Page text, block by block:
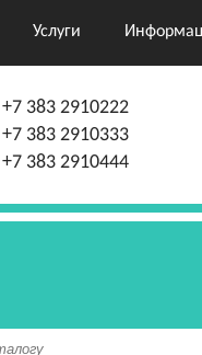
Услуги
+7 383 2910222
+7 383 2910333
+7 383 2910444